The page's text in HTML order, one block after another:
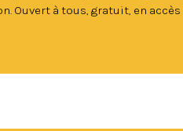
Ouvert à tous, gratuit, en accès